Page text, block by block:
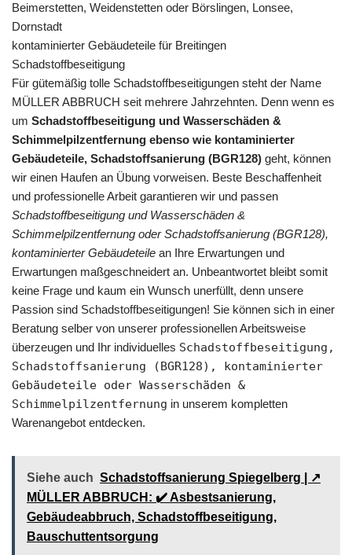
Beimerstetten, Weidenstetten oder Börslingen, Lonsee,
Dornstadt
kontaminierter Gebäudeteile für Breitingen
Schadstoffbeseitigung
Für gütemäßig tolle Schadstoffbeseitigungen steht der Name
MÜLLER ABBRUCH seit mehrere Jahrzehnten. Denn wenn es
um Schadstoffbeseitigung und Wasserschäden &
Schimmelpilzentfernung ebenso wie kontaminierter
Gebäudeteile, Schadstoffsanierung (BGR128) geht, können
wir einen Haufen an Übung vorweisen. Beste Beschaffenheit
und professionelle Arbeit garantieren wir und passen
Schadstoffbeseitigung und Wasserschäden &
Schimmelpilzentfernung oder Schadstoffsanierung (BGR128),
kontaminierter Gebäudeteile an Ihre Erwartungen und
Erwartungen maßgeschneidert an. Unbeantwortet bleibt somit
keine Frage und kaum ein Wunsch unerfüllt, denn unsere
Passion sind Schadstoffbeseitigungen! Sie können sich in einer
Beratung selber von unserer professionellen Arbeitsweise
überzeugen und Ihr individuelles Schadstoffbeseitigung,
Schadstoffsanierung (BGR128), kontaminierter
Gebäudeteile oder Wasserschäden &
Schimmelpilzentfernung in unserem kompletten
Warenangebot entdecken.
Siehe auch Schadstoffsanierung Spiegelberg | ↗️
MÜLLER ABBRUCH: ✔️ Asbestsanierung,
Gebäudeabbruch, Schadstoffbeseitigung,
Bauschuttentsorgung